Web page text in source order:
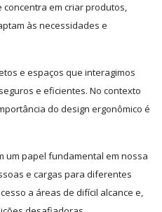
concentra em criar produtos,
às necessidades e
e espaços que interagimos
e eficientes. No contexto
do design ergonômico é
um papel fundamental em nossa
e cargas para diferentes
a áreas de difícil alcance e,